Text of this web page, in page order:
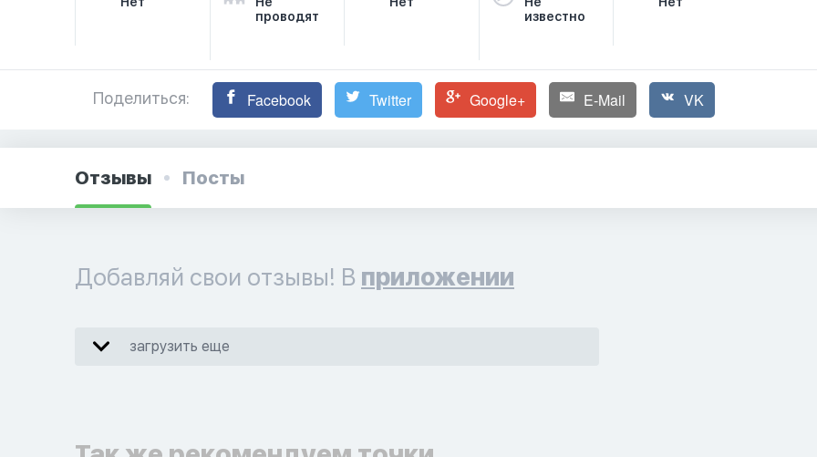
проводят
известно
Поделиться: Facebook Twitter Google+ E-Mail VK
Отзывы Посты
Добавляй свои отзывы! В приложении
загрузить еще